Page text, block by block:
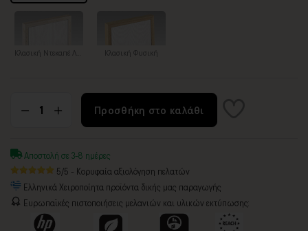
Κλασική Φυσική
Προσθήκη στο καλάθι
Αποστολή σε 3-8 ημέρες
5/5 - Κορυφαία αξιολόγηση πελατών
Ελληνικά Χειροποίητα προϊόντα δικής μας παραγωγής
Ευρωπαϊκές πιστοποιήσεις μελανιών και υλικών εκτύπωσης: